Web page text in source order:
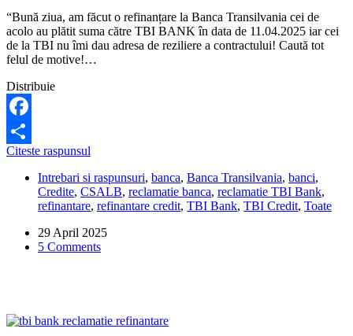
“Bună ziua, am făcut o refinanțare la Banca Transilvania cei de
acolo au plătit suma către TBI BANK în data de 11.04.2025 iar cei
de la TBI nu îmi dau adresa de reziliere a contractului! Caută tot
felul de motive!…
Distribuie
Facebook
Share
Citeste raspunsul
nu-
mi
dă
de
reziliere
să
Intrebari si raspunsuri, banca, Banca Transilvania, banci,
Credite, CSALB, reclamatie banca, reclamatie TBI Bank,
refinantare, refinantare credit, TBI Bank, TBI Credit, Toate
29 April 2025
5 Comments